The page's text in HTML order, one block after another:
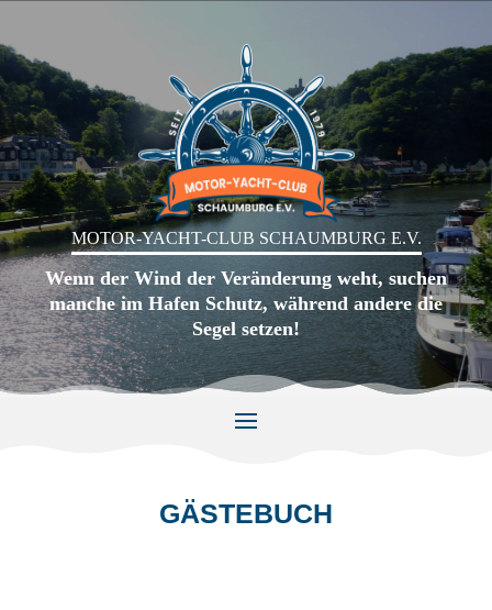
MOTOR-YACHT-CLUB SCHAUMBURG E.V.
Wenn der Wind der Veränderung weht, suchen
manche im Hafen Schutz, während andere die
Segel setzen!
GÄSTEBUCH